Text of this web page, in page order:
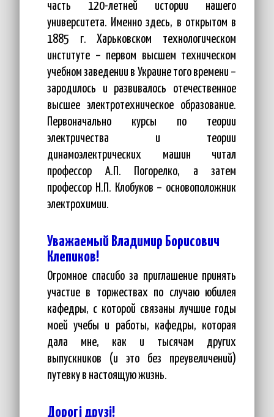
часть 120-летней истории нашего
университета. Именно здесь, в открытом в
1885 г. Харьковском технологическом
институте – первом высшем техническом
учебном заведении в Украине того времени –
зародилось и развивалось отечественное
высшее электротехническое образование.
Первоначально курсы по теории
электричества и теории
динамоэлектрических машин читал
профессор А.П. Погорелко, а затем
профессор Н.П. Клобуков – основоположник
электрохимии.
Уважаемый Владимир Борисович
Клепиков!
Огромное спасибо за приглашение принять
участие в торжествах по случаю юбилея
кафедры, с которой связаны лучшие годы
моей учебы и работы, кафедры, которая
дала мне, как и тысячам других
выпускников (и это без преувеличений)
путевку в настоящую жизнь.
Дорогі друзі!